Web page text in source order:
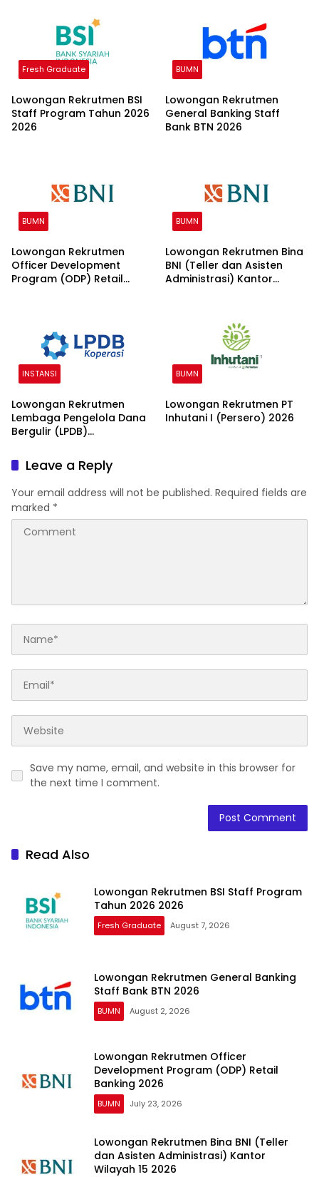
Fresh Graduate
Lowongan Rekrutmen BSI
Staff Program Tahun 2026
2026
BUMN
Lowongan Rekrutmen
General Banking Staff
Bank BTN 2026
BUMN
Lowongan Rekrutmen
Officer Development
Program (ODP) Retail
BUMN
Lowongan Rekrutmen Bina
BNI (Teller dan Asisten
Administrasi) Kantor
INSTANSI
Lowongan Rekrutmen
Lembaga Pengelola Dana
Bergulir (LPDB)
2026
BUMN
Lowongan Rekrutmen PT
Inhutani I (Persero) 2026
Leave a Reply
Your email address will not be published. Required fields are
marked *
Save my name, email, and website in this browser for
the next time I comment.
Read Also
Lowongan Rekrutmen BSI Staff Program
Tahun 2026 2026
Fresh Graduate August 7, 2026
Lowongan Rekrutmen General Banking
Staff Bank BTN 2026
BUMN August 2, 2026
Lowongan Rekrutmen Officer
Development Program (ODP) Retail
Banking 2026
BUMN July 23, 2026
Lowongan Rekrutmen Bina BNI (Teller
dan Asisten Administrasi) Kantor
Wilayah 15 2026